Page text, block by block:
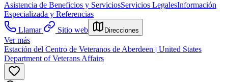
Asistencia de Beneficios y ServiciosServicios LegalesInformación
Especializada y Referencias
Llamar
Sitio web Direcciones
Ver más
Estación del Centro de Veteranos de Aberdeen | United States
Department of Veterans Affairs